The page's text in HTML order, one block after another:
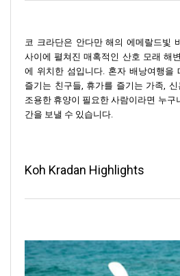
코 크라단은 안다만 해의 에메랄드빛
사이에 펼쳐진 매혹적인 산호 모래 해
에 위치한 섬입니다. 혼자 배낭여행을
즐기는 친구들, 휴가를 즐기는 가족,
조용한 휴양이 필요한 사람이라면 누구
간을 보낼 수 있습니다.
Koh Kradan Highlights